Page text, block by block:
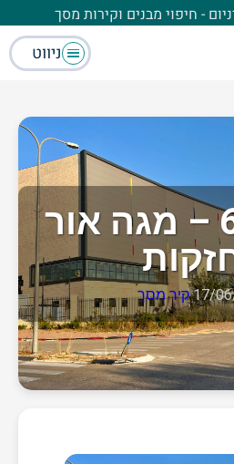
- חיפוי מבנים וקירות מסך
ניווט
מגרש 61 – מגה אור
17/ קיר מסך